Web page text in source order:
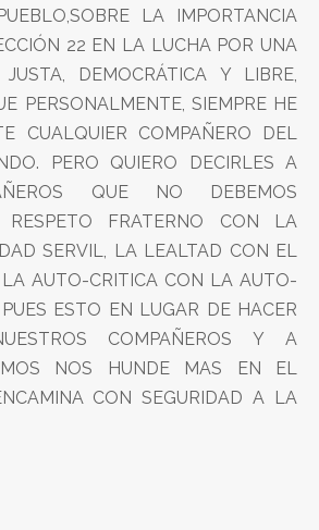
LA IMPORTANCIA
22 EN LA LUCHA POR UNA
DEMOCRÁTICA Y LIBRE,
PERSONALMENTE, SIEMPRE HE
CUALQUIER COMPAÑERO DEL
PERO QUIERO DECIRLES A
QUE NO DEBEMOS
RESPETO FRATERNO CON LA
SERVIL, LA LEALTAD CON EL
AUTO-CRITICA CON LA AUTO-
ESTO EN LUGAR DE HACER
COMPAÑEROS Y A
NOS HUNDE MAS EN EL
CON SEGURIDAD A LA